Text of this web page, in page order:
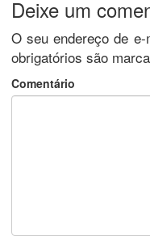
Deixe um
O seu endereço de
obrigatórios são
Comentário